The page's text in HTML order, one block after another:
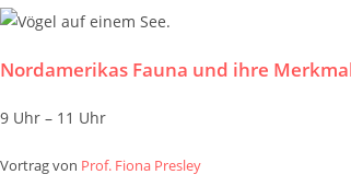
Nordamerikas Fauna und ihre
9 Uhr – 11 Uhr
Vortrag von Prof. Fiona Presley